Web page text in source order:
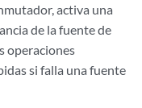
activa una
de la fuente de
operaciones
si falla una fuente